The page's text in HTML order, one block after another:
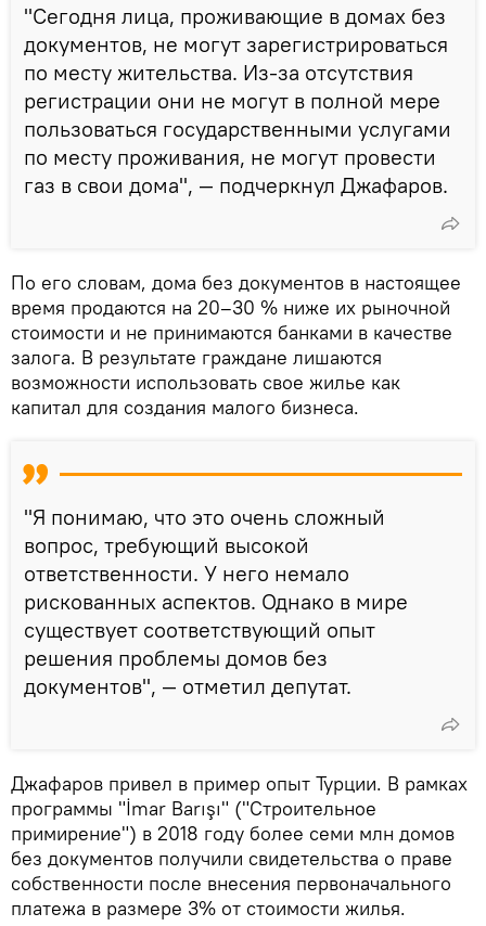
"Сегодня лица, проживающие в домах без
документов, не могут зарегистрироваться
по месту жительства. Из-за отсутствия
регистрации они не могут в полной мере
пользоваться государственными услугами
по месту проживания, не могут провести
газ в свои дома", — подчеркнул Джафаров.
По его словам, дома без документов в настоящее
время продаются на 20–30 % ниже их рыночной
стоимости и не принимаются банками в качестве
залога. В результате граждане лишаются
возможности использовать свое жилье как
капитал для создания малого бизнеса.
"Я понимаю, что это очень сложный
вопрос, требующий высокой
ответственности. У него немало
рискованных аспектов. Однако в мире
существует соответствующий опыт
решения проблемы домов без
документов", — отметил депутат.
Джафаров привел в пример опыт Турции. В рамках
программы "İmar Barışı" ("Строительное
примирение") в 2018 году более семи млн домов
без документов получили свидетельства о праве
собственности после внесения первоначального
платежа в размере 3% от стоимости жилья.